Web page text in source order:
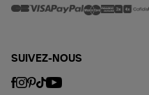
SUIVEZ-NOUS